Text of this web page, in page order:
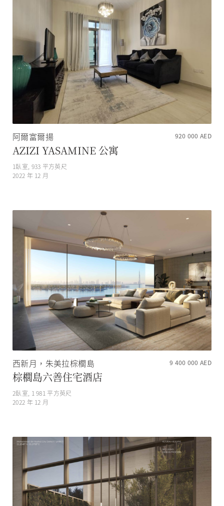
阿爾富爾揚 920 000 AED
AZIZI YASAMINE 公寓
1臥室, 933 平方英尺
2022 年 12 月
西新月，朱美拉棕櫚島 9 400 000 AED
棕櫚島六善住宅酒店
2臥室, 1 981 平方英尺
2022 年 12 月